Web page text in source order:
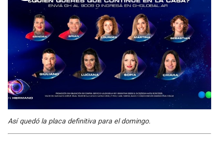
Así quedó la placa definitiva para el domingo.